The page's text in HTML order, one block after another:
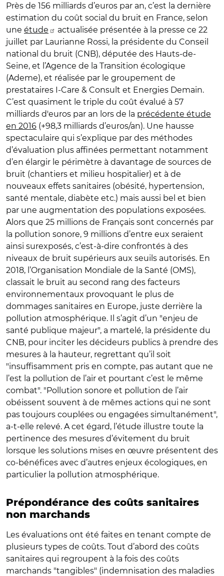
Près de 156 milliards d’euros par an, c’est la dernière
estimation du coût social du bruit en France, selon
une étude
actualisée présentée à la presse ce 22
juillet par Laurianne Rossi, la présidente du Conseil
national du bruit (CNB), députée des Hauts-de-
Seine, et l’Agence de la Transition écologique
(Ademe), et réalisée par le groupement de
prestataires I-Care & Consult et Energies Demain.
C’est quasiment le triple du coût évalué à 57
milliards d'euros par an lors de la précédente étude
en 2016 (+98,3 milliards d’euros/an). Une hausse
spectaculaire qui s’explique par des méthodes
d’évaluation plus affinées permettant notamment
d’en élargir le périmètre à davantage de sources de
bruit (chantiers et milieu hospitalier) et à de
nouveaux effets sanitaires (obésité, hypertension,
santé mentale, diabète etc.) mais aussi bel et bien
par une augmentation des populations exposées.
Alors que 25 millions de Français sont concernés par
la pollution sonore, 9 millions d’entre eux seraient
ainsi surexposés, c’est-à-dire confrontés à des
niveaux de bruit supérieurs aux seuils autorisés. En
2018, l’Organisation Mondiale de la Santé (OMS),
classait le bruit au second rang des facteurs
environnementaux provoquant le plus de
dommages sanitaires en Europe, juste derrière la
pollution atmosphérique. Il s’agit d’un "enjeu de
santé publique majeur", a martelé, la présidente du
CNB, pour inciter les décideurs publics à prendre des
mesures à la hauteur, regrettant qu’il soit
"insuffisamment pris en compte, pas autant que ne
l’est la pollution de l’air et pourtant c’est le même
combat". "Pollution sonore et pollution de l’air
obéissent souvent à de mêmes actions qui ne sont
pas toujours couplées ou engagées simultanément",
a-t-elle relevé. A cet égard, l’étude illustre toute la
pertinence des mesures d’évitement du bruit
lorsque les solutions mises en œuvre présentent des
co-bénéfices avec d’autres enjeux écologiques, en
particulier la pollution atmosphérique.
Prépondérance des coûts sanitaires
non marchands
Les évaluations ont été faites en tenant compte de
plusieurs types de coûts. Tout d’abord des coûts
sanitaires qui regroupent à la fois des coûts
marchands "tangibles" (indemnisation des maladies